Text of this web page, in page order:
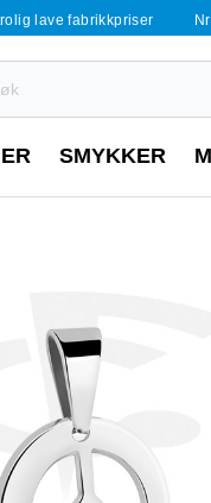
lave fabrikkpriser
SMYKKER